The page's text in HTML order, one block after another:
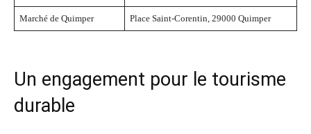
Marché de Quimper Place Saint-Corentin, 29000 Quimper
Un engagement pour le tourisme
durable